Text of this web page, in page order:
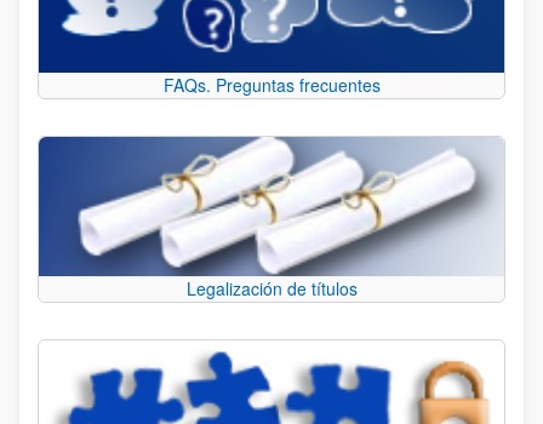
FAQs. Preguntas frecuentes
Legalización de títulos